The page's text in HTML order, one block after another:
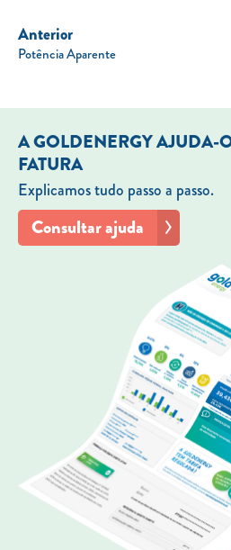
Anterior
Potência Aparente
A GOLDENERGY AJUDA-
FATURA
Explicamos tudo passo a passo.
Consultar ajuda